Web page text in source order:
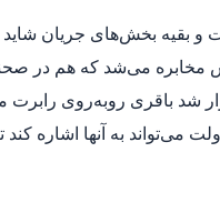
بقیه بخش‌های جریان
مخابره می‌شد که هم در
باقری روبه‌روی رابرت
می‌تواند به آنها اشاره